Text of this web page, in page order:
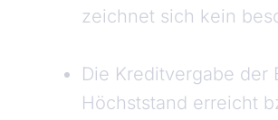
zeichnet sich kein
Die Kreditvergabe der
Höchststand erreicht